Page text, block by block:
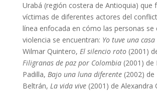
Urabá (región costera de Antioquia) que
víctimas de diferentes actores del
línea enfocada en cómo las personas se
violencia se encuentran: Yo tuve una casa
Wilmar Quintero, El silencio roto(2001)
Filigranas de paz por Colombia(2001) de
Padilla, Bajo una luna diferente(2002) de
Beltrán, La vida vive(2001) de Alexandra